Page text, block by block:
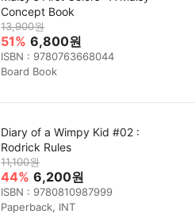
Concept Book
13,900원
51% 6,800원
ISBN : 9780763668044
Board Book
Diary of a Wimpy Kid #02 :
Rodrick Rules
11,100원
44% 6,200원
ISBN : 9780810987999
Paperback, INT